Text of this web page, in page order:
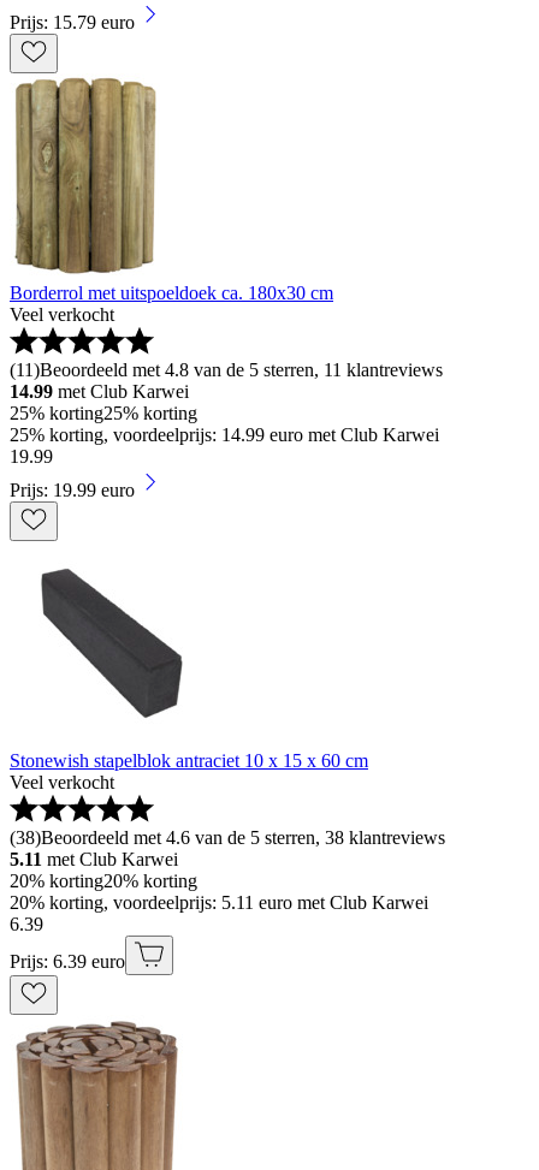
Prijs: 15.79 euro
Borderrol met uitspoeldoek ca. 180x30 cm
Veel verkocht
(11)Beoordeeld met 4.8 van de 5 sterren, 11 klantreviews
14.99 met Club Karwei
25% korting25% korting
25% korting, voordeelprijs: 14.99 euro met Club Karwei
19.99
Prijs: 19.99 euro
Stonewish stapelblok antraciet 10 x 15 x 60 cm
Veel verkocht
(38)Beoordeeld met 4.6 van de 5 sterren, 38 klantreviews
5.11 met Club Karwei
20% korting20% korting
20% korting, voordeelprijs: 5.11 euro met Club Karwei
6.39
Prijs: 6.39 euro